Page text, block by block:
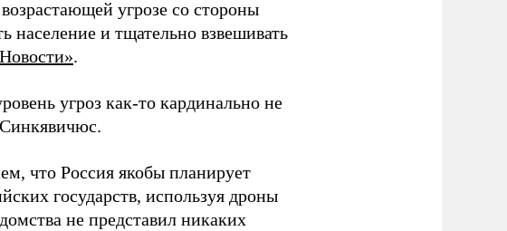
угрозе со стороны
население и тщательно взвешивать
.
угроз как-то кардинально не
что Россия якобы планирует
государств, используя дроны
не представил никаких